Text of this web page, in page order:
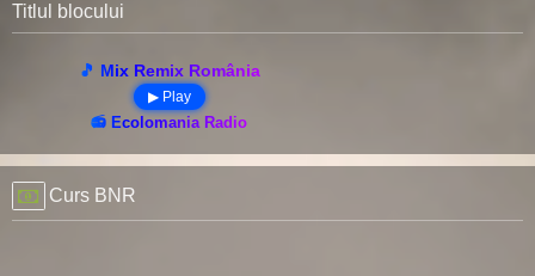
Titlul blocului
🎵 Mix Remix România
▶ Play
📻 Ecolomania Radio
Curs BNR